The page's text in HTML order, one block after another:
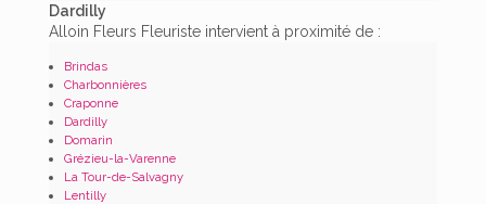
Dardilly
Alloin Fleurs Fleuriste intervient à proximité de :
Brindas
Charbonnières
Craponne
Dardilly
Domarin
Grézieu-la-Varenne
La Tour-de-Salvagny
Lentilly